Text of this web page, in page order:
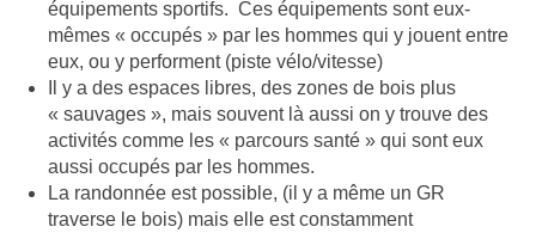
équipements sportifs. Ces équipements sont eux-
mêmes « occupés » par les hommes qui y jouent entre
eux, ou y performent (piste vélo/vitesse)
Il y a des espaces libres, des zones de bois plus
« sauvages », mais souvent là aussi on y trouve des
activités comme les « parcours santé » qui sont eux
aussi occupés par les hommes.
La randonnée est possible, (il y a même un GR
traverse le bois) mais elle est constamment